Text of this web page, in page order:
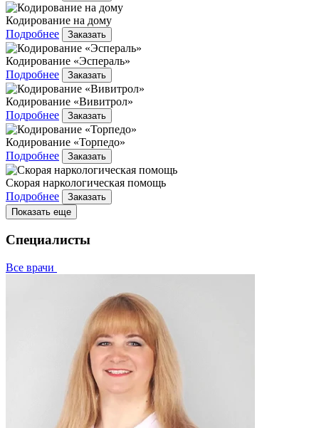
Кодирование на дому
Подробнее
Заказать
Кодирование «Эспераль»
Подробнее
Заказать
Кодирование «Вивитрол»
Подробнее
Заказать
Кодирование «Торпедо»
Подробнее
Заказать
Скорая наркологическая помощь
Подробнее
Заказать
Показать еще
Специалисты
Все врачи